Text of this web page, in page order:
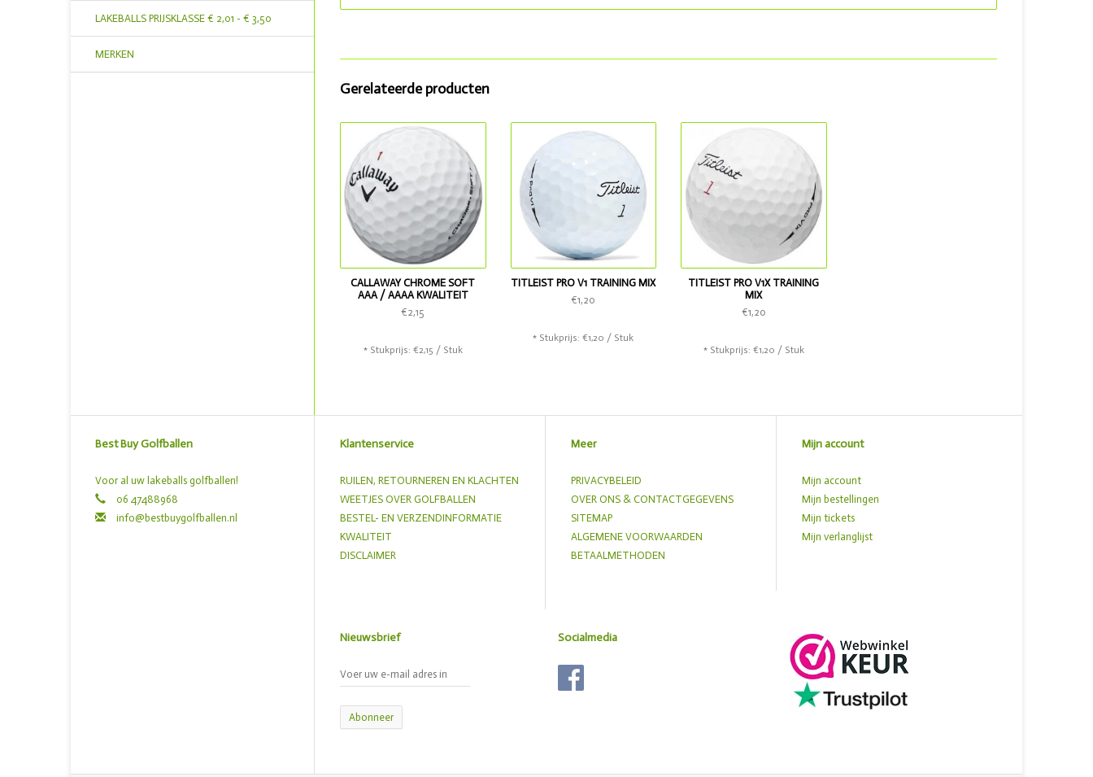
LAKEBALLS PRIJSKLASSE € 2,01 - € 3,50
MERKEN
Gerelateerde producten
CALLAWAY CHROME SOFT
AAA / AAAA KWALITEIT
€2,15
* Stukprijs: €2,15 / Stuk
TITLEIST PRO V1 TRAINING MIX
€1,20
* Stukprijs: €1,20 / Stuk
TITLEIST PRO V1X TRAINING
MIX
€1,20
* Stukprijs: €1,20 / Stuk
Best Buy Golfballen
Voor al uw lakeballs golfballen!
06 47488968
info@bestbuygolfballen.nl
Klantenservice
RUILEN, RETOURNEREN EN KLACHTEN
WEETJES OVER GOLFBALLEN
BESTEL- EN VERZENDINFORMATIE
KWALITEIT
DISCLAIMER
Meer
PRIVACYBELEID
OVER ONS & CONTACTGEGEVENS
SITEMAP
ALGEMENE VOORWAARDEN
BETAALMETHODEN
Mijn account
Mijn account
Mijn bestellingen
Mijn tickets
Mijn verlanglijst
Nieuwsbrief
Abonneer
Socialmedia